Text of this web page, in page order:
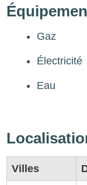
Gaz
Électricité
Eau
Villes